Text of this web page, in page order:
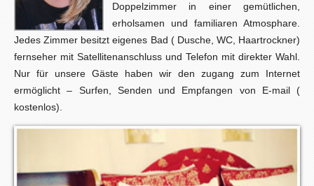
Doppelzimmer in einer gemütlichen,
erholsamen und familiaren Atmosphare.
Jedes Zimmer besitzt eigenes Bad ( Dusche, WC, Haartrockner)
fernseher mit Satellitenanschluss und Telefon mit direkter Wahl.
Nur für unsere Gäste haben wir den zugang zum Internet
ermöglicht – Surfen, Senden und Empfangen von E-mail (
kostenlos).